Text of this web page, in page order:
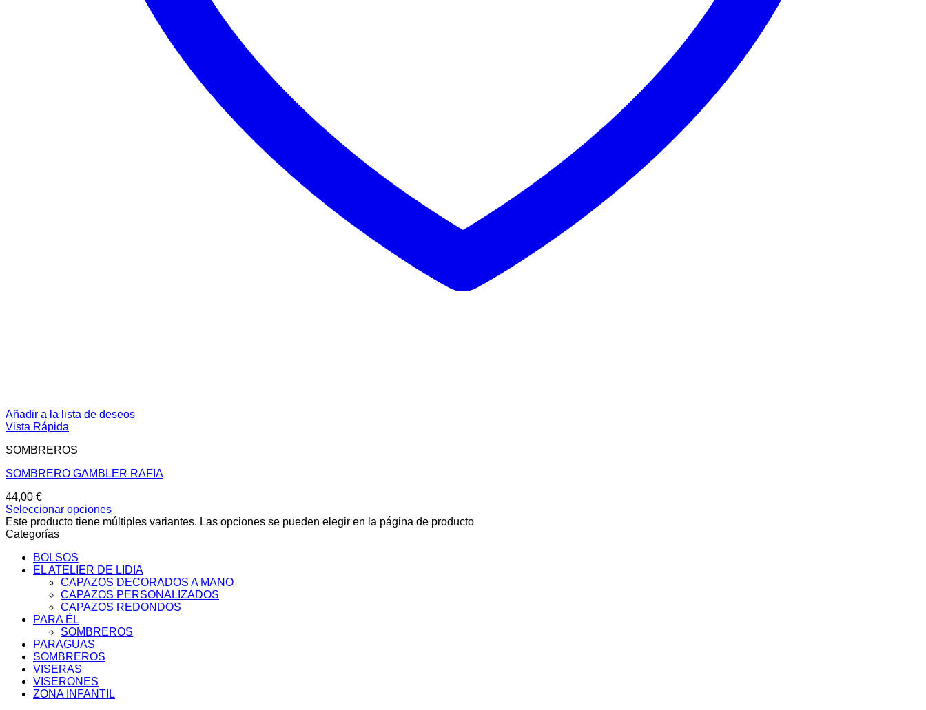
Añadir a la lista de deseos
Vista Rápida
SOMBREROS
SOMBRERO GAMBLER RAFIA
44,00 €
Seleccionar opciones
Este producto tiene múltiples variantes. Las opciones se pueden elegir en la página de producto
Categorías
BOLSOS
EL ATELIER DE LIDIA
CAPAZOS DECORADOS A MANO
CAPAZOS PERSONALIZADOS
CAPAZOS REDONDOS
PARA ÉL
SOMBREROS
PARAGUAS
SOMBREROS
VISERAS
VISERONES
ZONA INFANTIL